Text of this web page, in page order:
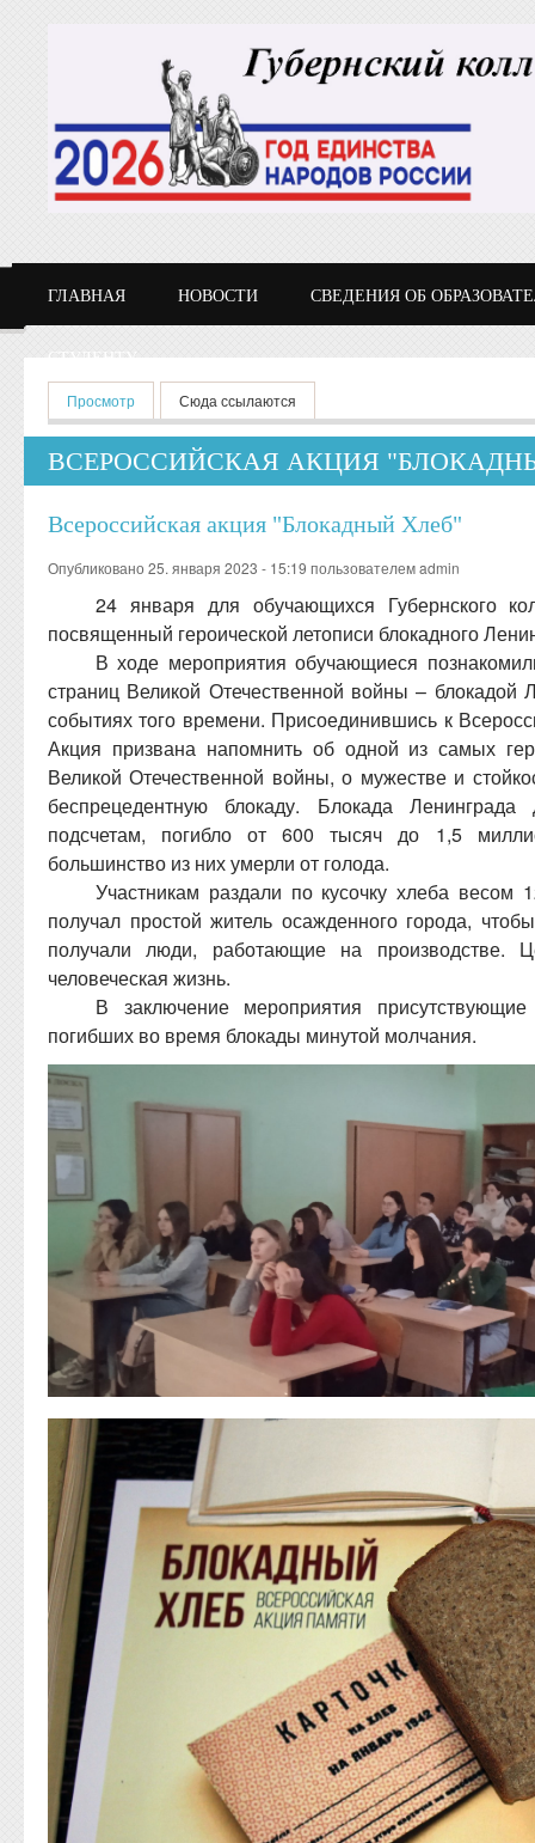
ГЛАВНАЯ НОВОСТИ СВЕДЕНИЯ ОБ
СТУДЕНТУ
Главные вкладки
Просмотр (активная вкладка)
Сюда ссылаются
ВСЕРОССИЙСКАЯ АКЦИЯ
Всероссийская акция "Блокадный Хлеб"
Опубликовано 25. января 2023 - 15:19 пользователемadmin
24 января для обучающихся Губернского
посвященный героической летописи блокадного
В ходе мероприятия обучающиеся
страниц Великой Отечественной войны – блокадой
событиях того времени. Присоединившись к
Акция призвана напомнить об одной из самых
Великой Отечественной войны, о мужестве и
беспрецедентную блокаду. Блокада
подсчетам, погибло от 600 тысяч до 1,5
большинство из них умерли от голода.
Участникам раздали по кусочку хлеба весом
получал простой житель осажденного города,
получали люди, работающие на производстве.
человеческая жизнь.
В заключение мероприятия
погибших во время блокады минутой молчания.